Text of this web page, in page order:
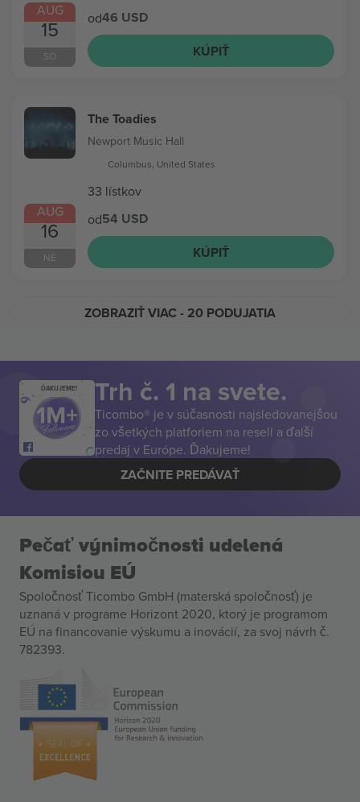
AUG
15
SO
od46 USD
KÚPIŤ
AUG
16
NE
The Toadies
Newport Music Hall
Columbus, United States
33 lístkov
od54 USD
KÚPIŤ
ZOBRAZIŤ VIAC- 20 PODUJATIA
ĎAKUJEME! Trh č. 1 na svete.
Ticombo® je v súčasnosti najsledovanejšou
zo všetkých platforiem na resell a ďalší
predaj v Európe. Ďakujeme!
ZAČNITE PREDÁVAŤ
Pečať výnimočnosti udelená
Komisiou EÚ
Spoločnosť Ticombo GmbH (materská spoločnosť) je
uznaná v programe Horizont 2020, ktorý je programom
EÚ na financovanie výskumu a inovácií, za svoj návrh č.
782393.